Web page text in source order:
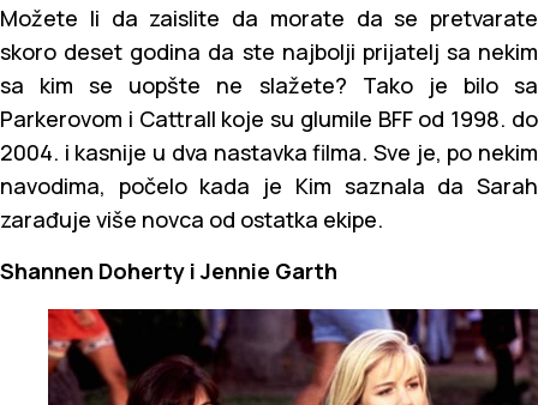
Možete li da zaislite da morate da se pretvarate
skoro deset godina da ste najbolji prijatelj sa nekim
sa kim se uopšte ne slažete? Tako je bilo sa
Parkerovom i Cattrall koje su glumile BFF od 1998. do
2004. i kasnije u dva nastavka filma. Sve je, po nekim
navodima, počelo kada je Kim saznala da Sarah
zarađuje više novca od ostatka ekipe.
Shannen Doherty i Jennie Garth